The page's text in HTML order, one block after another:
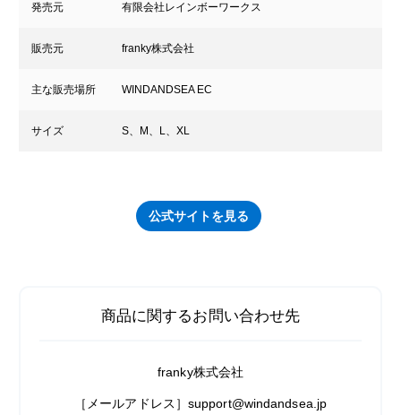
発売元 有限会社レインボーワークス
販売元 franky株式会社
主な販売場所 WINDANDSEA EC
サイズ S、M、L、XL
公式サイトを見る
商品に関するお問い合わせ先
franky株式会社
［メールアドレス］support@windandsea.jp